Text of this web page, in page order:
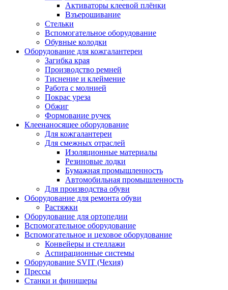
Активаторы клеевой плёнки
Взъерошивание
Стельки
Вспомогательное оборудование
Обувные колодки
Оборудование для кожгалантереи
Загибка края
Производство ремней
Тиснение и клеймение
Работа с молнией
Покрас уреза
Обжиг
Формование ручек
Клеенаносящее оборудование
Для кожгалантереи
Для смежных отраслей
Изоляционные материалы
Резиновые лодки
Бумажная промышленность
Автомобильная промышленность
Для производства обуви
Оборудование для ремонта обуви
Растяжки
Оборудование для ортопедии
Вспомогательное оборудование
Вспомогательное и цеховое оборудование
Конвейеры и стеллажи
Аспирационные системы
Оборудование SVIT (Чехия)
Прессы
Станки и финишеры